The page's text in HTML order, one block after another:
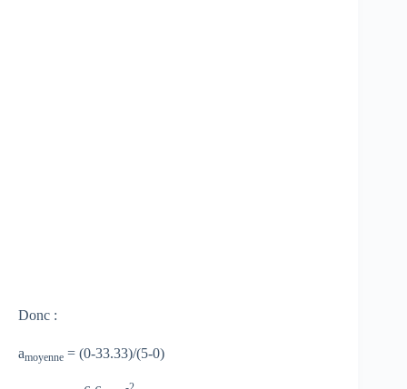
Donc :
amoyenne = (0-33.33)/(5-0)